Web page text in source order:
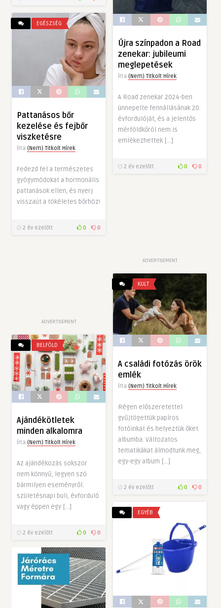
Újra színpadon a Road
zenekar: jubileumi
meglepetések
Írta (Nem) Titkolt Hírek
A Road zenekar 2024-ben
ünnepelte fennállásának 20.
évfordulóját, és a jelentős
mérföldkőról nem is
emlékezhettek […]
2 év ezelőtt 0 0
EGÉSZSÉG
Pattanásos bőr
kezelése és fejbőr
viszketésre
Írta (Nem) Titkolt Hírek
Fedezd fel a természetes
gyógymódokat a hormonális
pattanások ellen, és nyerj
visszaút a tökéletes bőrhöz!
2 év ezelőtt 0 0
ADVERTISEMENT
ADVERTISEMENT
KULT
A családi fotózás örök
emlék
Írta (Nem) Titkolt Hírek
Régen előszeretettel
gyűjtögettük papíros
fotóinkat és helyeztük őket
albumba. Változatos
tematikákat álmodtunk meg,
egy-egy album […]
2 év ezelőtt 0 0
BELFÖLD
Ajándékötletek
minden alkalomra
Írta (Nem) Titkolt Hírek
Az ajándékozás sokszor
nem könnyű, legyen szó
bármilyen eseményről:
születésnapi buli, évforduló
vagy éppen egy […]
2 év ezelőtt 0 0
EGYÉB